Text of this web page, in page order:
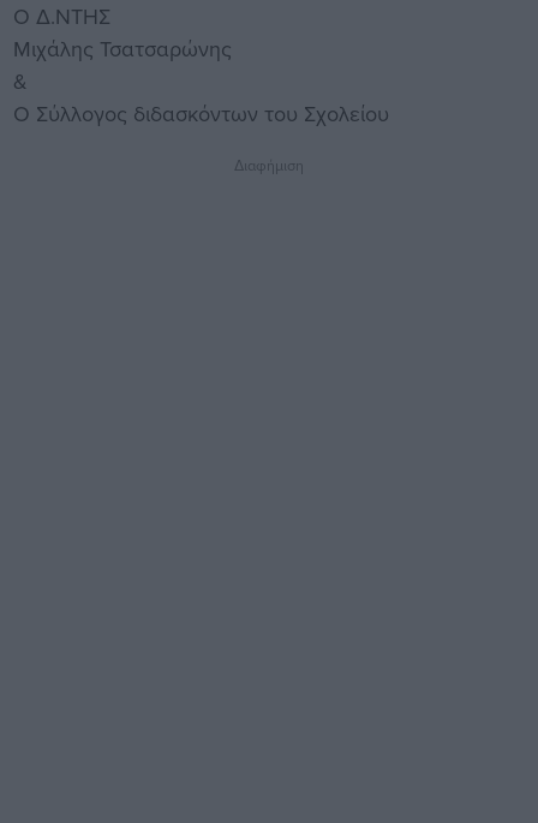
Ο Δ.ΝΤΗΣ
Μιχάλης Τσατσαρώνης
&
Ο Σύλλογος διδασκόντων του Σχολείου
Διαφήμιση